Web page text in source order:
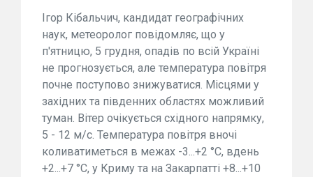
Ігор Кібальчич, кандидат географічних
наук, метеоролог повідомляє, що у
п'ятницю, 5 грудня, опадів по всій Україні
не прогнозується, але температура повітря
почне поступово знижуватися. Місцями у
західних та південних областях можливий
туман. Вітер очікується східного напрямку,
5 - 12 м/с. Температура повітря вночі
коливатиметься в межах -3...+2 °С, вдень
+2...+7 °С, у Криму та на Закарпатті +8...+10